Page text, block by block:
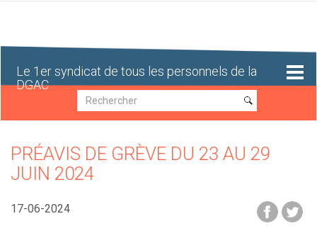
Le 1er syndicat de tous les personnels de la
DGAC
Recherche
Recherche
PRÉAVIS DE GRÈVE DU 23 AU 29
JUIN 2024
17-06-2024